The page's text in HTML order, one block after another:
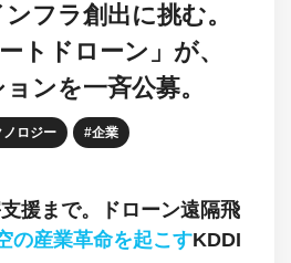
フラ創出に挑む。
トドローン」が、
ンを一斉公募。
ノロジー 企業
援まで。ドローン遠隔飛
の産業革命を起こすKDDI